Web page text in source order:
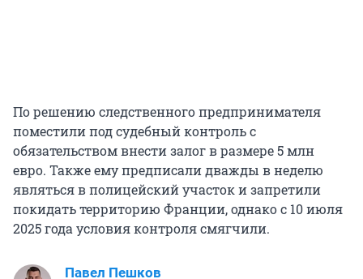
По решению следственного предпринимателя
поместили под судебный контроль с
обязательством внести залог в размере 5 млн
евро. Также ему предписали дважды в неделю
являться в полицейский участок и запретили
покидать территорию Франции, однако с 10 июля
2025 года условия контроля смягчили.
Павел Пешков